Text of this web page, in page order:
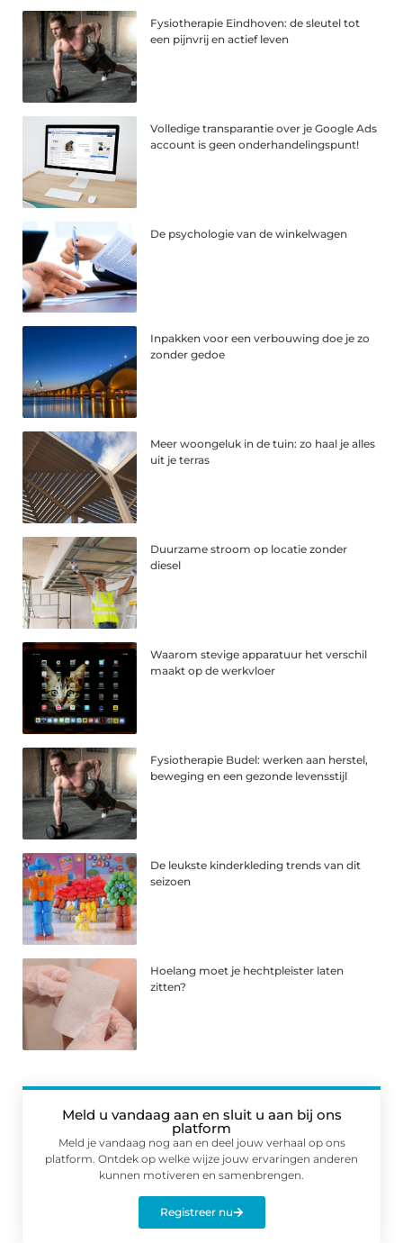
Fysiotherapie Eindhoven: de sleutel tot
een pijnvrij en actief leven
Volledige transparantie over je Google Ads
account is geen onderhandelingspunt!
De psychologie van de winkelwagen
Inpakken voor een verbouwing doe je zo
zonder gedoe
Meer woongeluk in de tuin: zo haal je alles
uit je terras
Duurzame stroom op locatie zonder
diesel
Waarom stevige apparatuur het verschil
maakt op de werkvloer
Fysiotherapie Budel: werken aan herstel,
beweging en een gezonde levensstijl
De leukste kinderkleding trends van dit
seizoen
Hoelang moet je hechtpleister laten
zitten?
Meld u vandaag aan en sluit u aan bij ons
platform
Meld je vandaag nog aan en deel jouw verhaal op ons
platform. Ontdek op welke wijze jouw ervaringen anderen
kunnen motiveren en samenbrengen.
Registreer nu